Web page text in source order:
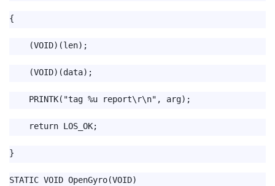
{
(VOID)(len);
(VOID)(data);
PRINTK("tag %u report\r\n", arg);
return LOS_OK;
}
STATIC VOID OpenGyro(VOID)